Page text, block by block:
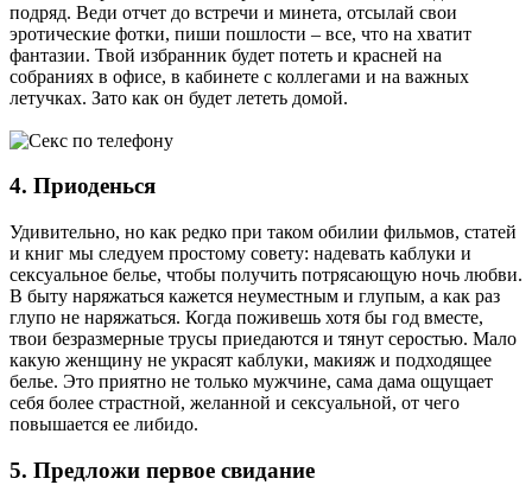
подряд. Веди отчет до встречи и минета, отсылай свои
эротические фотки, пиши пошлости – все, что на хватит
фантазии. Твой избранник будет потеть и красней на
собраниях в офисе, в кабинете с коллегами и на важных
летучках. Зато как он будет лететь домой.
4. Приоденься
Удивительно, но как редко при таком обилии фильмов, статей
и книг мы следуем простому совету: надевать каблуки и
сексуальное белье, чтобы получить потрясающую ночь любви.
В быту наряжаться кажется неуместным и глупым, а как раз
глупо не наряжаться. Когда поживешь хотя бы год вместе,
твои безразмерные трусы приедаются и тянут серостью. Мало
какую женщину не украсят каблуки, макияж и подходящее
белье. Это приятно не только мужчине, сама дама ощущает
себя более страстной, желанной и сексуальной, от чего
повышается ее либидо.
5. Предложи первое свидание